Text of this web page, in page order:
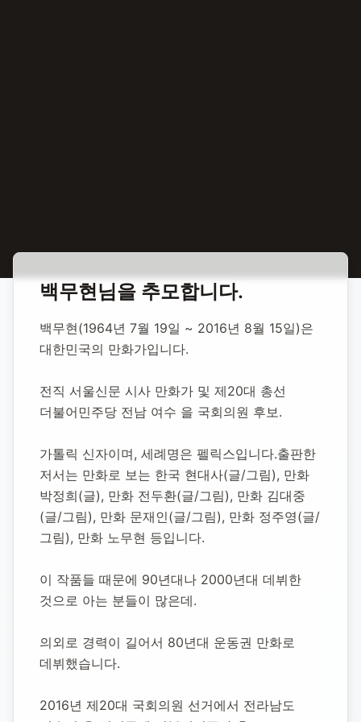
합동 추모 백무현 만화가
백무현 만화가
추모소 개설: 2020년 11월 11일
백무현님을 추모합니다.
백무현(1964년 7월 19일 ~ 2016년 8월 15일)은
대한민국의 만화가입니다.
전직 서울신문 시사 만화가 및 제20대 총선
더불어민주당 전남 여수 을 국회의원 후보.
가톨릭 신자이며, 세례명은 펠릭스입니다.출판한
저서는 만화로 보는 한국 현대사(글/그림), 만화
박정희(글), 만화 전두환(글/그림), 만화 김대중
(글/그림), 만화 문재인(글/그림), 만화 정주영(글/
그림), 만화 노무현 등입니다.
이 작품들 때문에 90년대나 2000년대 데뷔한
것으로 아는 분들이 많은데.
의외로 경력이 길어서 80년대 운동권 만화로
데뷔했습니다.
2016년 제20대 국회의원 선거에서 전라남도